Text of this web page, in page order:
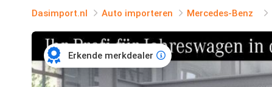
Dasimport.nl Auto importeren Mercedes-Benz
Erkende merkdealer